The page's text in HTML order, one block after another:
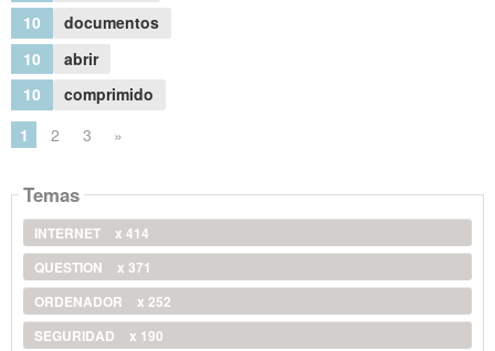
10
documentos
10
abrir
10
comprimido
1
2 3 »
Temas
INTERNET
x 414
QUESTION
x 371
ORDENADOR
x 252
SEGURIDAD
x 190